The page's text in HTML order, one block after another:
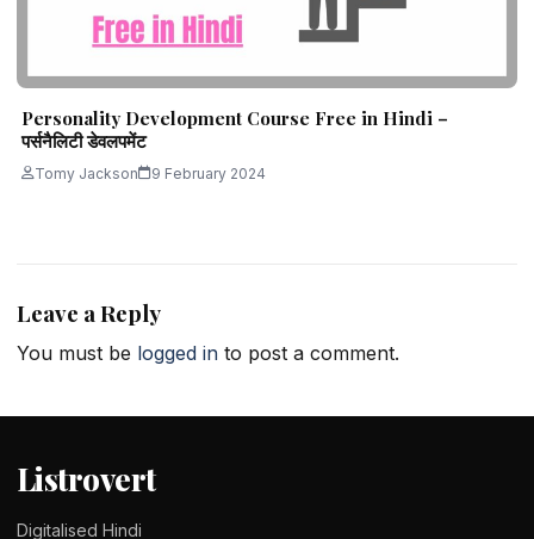
Personality Development Course Free in Hindi –
पर्सनैलिटी डेवलपमेंट
Tomy Jackson 9 February 2024
Leave a Reply
You must be logged in to post a comment.
Listrovert
Digitalised Hindi